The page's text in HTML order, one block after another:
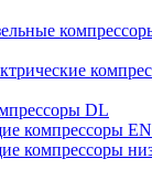
DL
компрессоры
компрессоры